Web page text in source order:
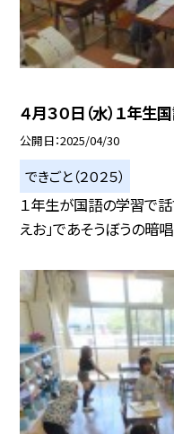
４月３０日（水）１年生
公開日 2025/04/30
できごと（２０２５）
１年生が国語の学習で話
えお」であそうぼうの暗